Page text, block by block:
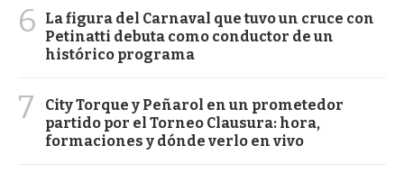
6
La figura del Carnaval que tuvo un cruce con
Petinatti debuta como conductor de un
histórico programa
7
City Torque y Peñarol en un prometedor
partido por el Torneo Clausura: hora,
formaciones y dónde verlo en vivo